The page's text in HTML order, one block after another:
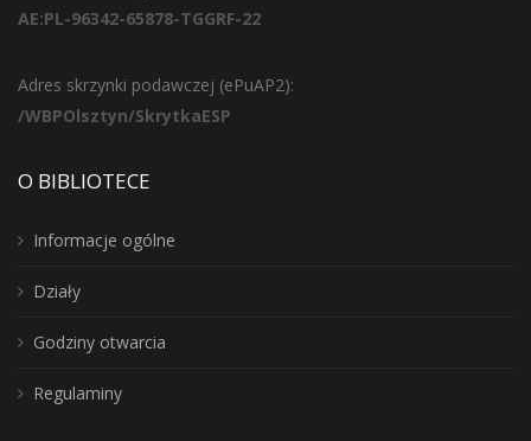
AE:PL-96342-65878-TGGRF-22
Adres skrzynki podawczej (ePuAP2):
/WBPOlsztyn/SkrytkaESP
O BIBLIOTECE
Informacje ogólne
Działy
Godziny otwarcia
Regulaminy